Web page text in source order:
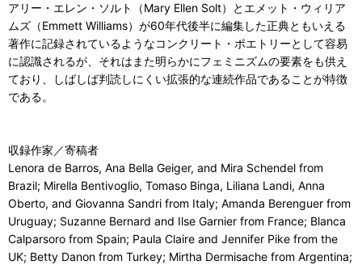
アリー・エレン・ソルト（Mary Ellen Solt）とエメット・ウィリア
ムズ（Emmett Williams）が60年代後半に編集した正典ともいえる
著作に記録されているようなコンクリート・ポエトリーとして容易
に認識されるが、それはまた明らかにフェミニズムの要素をも供え
ており、しばしば判読しにくい拡張的な連続作品であることが特徴
である。
収録作家／寄稿者
Lenora de Barros, Ana Bella Geiger, and Mira Schendel from
Brazil; Mirella Bentivoglio, Tomaso Binga, Liliana Landi, Anna
Oberto, and Giovanna Sandri from Italy; Amanda Berenguer from
Uruguay; Suzanne Bernard and Ilse Garnier from France; Blanca
Calparsoro from Spain; Paula Claire and Jennifer Pike from the
UK; Betty Danon from Turkey; Mirtha Dermisache from Argentina;